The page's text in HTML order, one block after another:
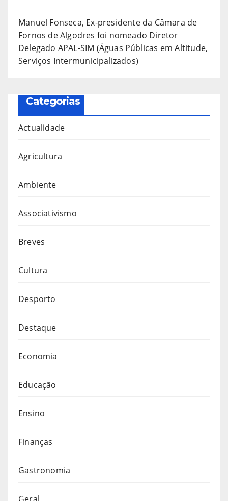
Manuel Fonseca, Ex-presidente da Câmara de
Fornos de Algodres foi nomeado Diretor
Delegado APAL-SIM (Águas Públicas em Altitude,
Serviços Intermunicipalizados)
Categorias
Actualidade
Agricultura
Ambiente
Associativismo
Breves
Cultura
Desporto
Destaque
Economia
Educação
Ensino
Finanças
Gastronomia